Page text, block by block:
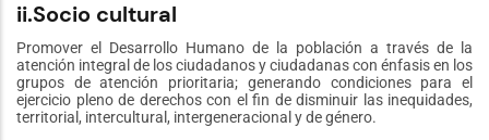
ii.Socio cultural
Promover el Desarrollo Humano de la población a través de la
atención integral de los ciudadanos y ciudadanas con énfasis en los
grupos de atención prioritaria; generando condiciones para el
ejercicio pleno de derechos con el fin de disminuir las inequidades,
territorial, intercultural, intergeneracional y de género.